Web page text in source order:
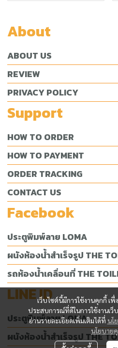
เว็บไซต์นี้มีการใช้งานคุกกี้ เ
ประสบการณ์ที่ดีในการใช้งานเ
อ่านรายละเอียดเพิ่มเติมได้ที่ นโ
นโยบาย
About
ABOUT US
REVIEW
PRIVACY POLICY
Support
HOW TO ORDER
HOW TO PAYMENT
ORDER TRACKING
CONTACT US
Facebook
ประตูพิมพ์ลาย LOMA
ผนังห้องน้ำสำเร็จรูป THE
รถห้องน้ำเคลื่อนที่ THE
LINE ID
ประตูพิมพ์ลาย LOMA
ผนังห้องน้ำสำเร็จรูป THE